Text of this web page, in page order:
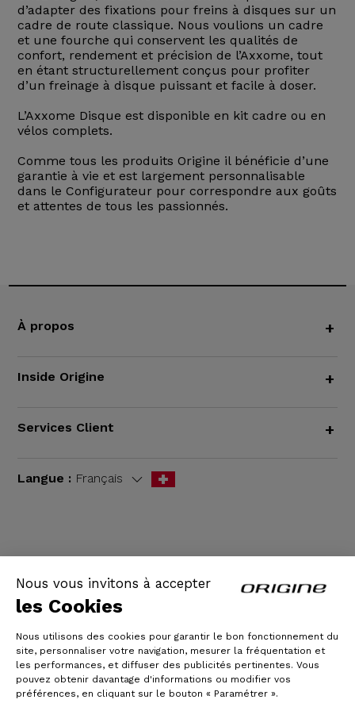
Nous vous invitons à accepter
les Cookies
Nous utilisons des cookies pour garantir le bon fonctionnement du
site, personnaliser votre navigation, mesurer la fréquentation et
les performances, et diffuser des publicités pertinentes. Vous
pouvez obtenir davantage d'informations ou modifier vos
préférences, en cliquant sur le bouton « Paramétrer ».
d’adapter des fixations pour freins à disques sur un
cadre de route classique. Nous voulions un cadre
et une fourche qui conservent les qualités de
confort, rendement et précision de l’Axxome, tout
en étant structurellement conçus pour profiter
d’un freinage à disque puissant et facile à doser.
L’Axxome Disque est disponible en kit cadre ou en
vélos complets.
Comme tous les produits Origine il bénéficie d’une
garantie à vie et est largement personnalisable
dans le Configurateur pour correspondre aux goûts
et attentes de tous les passionnés.
À propos +
Inside Origine +
Services Client +
Langue : Français